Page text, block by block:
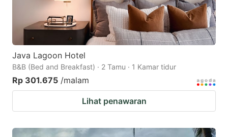
Java Lagoon Hotel
B&B (Bed and Breakfast) · 2 Tamu · 1 Kamar tidur
Rp 301.675 /malam
Lihat penawaran